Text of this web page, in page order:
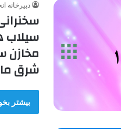
دبیرخانه
سیلاب
مخازن
شرق
بیشتر